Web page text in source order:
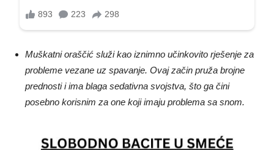
Muškatni oraščić služi kao iznimno učinkovito rješenje za
probleme vezane uz spavanje. Ovaj začin pruža brojne
prednosti i ima blaga sedativna svojstva, što ga čini
posebno korisnim za one koji imaju problema sa snom.